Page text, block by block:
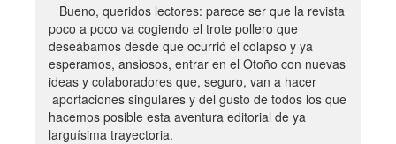
Bueno, queridos lectores: parece ser que la revista
poco a poco va cogiendo el trote pollero que
deseábamos desde que ocurrió el colapso y ya
esperamos, ansiosos, entrar en el Otoño con nuevas
ideas y colaboradores que, seguro, van a hacer
aportaciones singulares y del gusto de todos los que
hacemos posible esta aventura editorial de ya
larguísima trayectoria.